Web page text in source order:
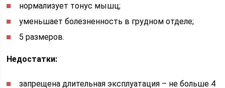
нормализует тонус мышц;
уменьшает болезненность в грудном отделе;
5 размеров.
Недостатки:
запрещена длительная эксплуатация – не больше 4